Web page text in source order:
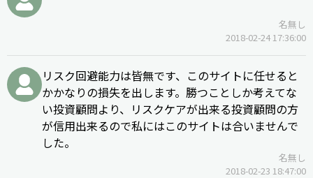
名無し
2018-02-24 17:36:00
リスク回避能力は皆無です、このサイトに任せると
かかなりの損失を出します。勝つことしか考えてな
い投資顧問より、リスクケアが出来る投資顧問の方
が信用出来るので私にはこのサイトは合いませんで
した。
名無し
2018-02-23 18:47:00